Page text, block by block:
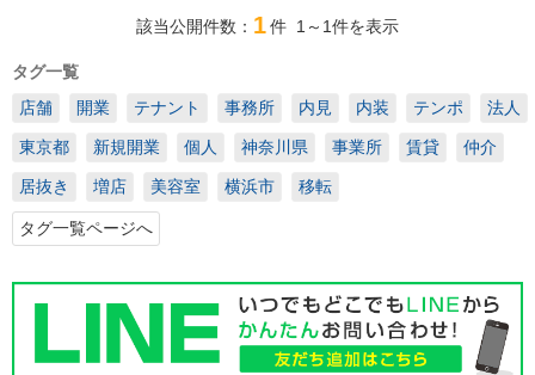
該当公開件数： 1件 1～1件を表示
タグ一覧
店舗
開業 テナント 事務所 内見 内装 テンポ 法人
東京都 新規開業 個人 神奈川県 事業所 賃貸 仲介
居抜き 増店 美容室 横浜市 移転
タグ一覧ページへ